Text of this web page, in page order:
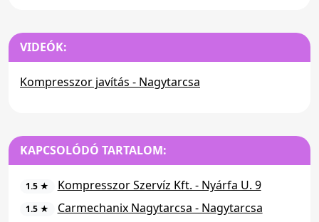
VIDEÓK:
Kompresszor javítás - Nagytarcsa
KAPCSOLÓDÓ TARTALOM:
1.5 ★ Kompresszor Szervíz Kft. - Nyárfa U. 9
1.5 ★ Carmechanix Nagytarcsa - Nagytarcsa